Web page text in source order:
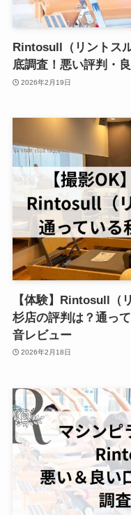
Rintosull（リントス
底調査！悪い評判・
2026年2月19日
【体験】Rintosull（
杉店の評判は？通っ
音レビュー
2026年2月18日